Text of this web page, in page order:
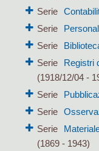
Serie
Serie
Serie
Serie
Registri
(1918/12/04 -
Serie
Serie
Serie
(1869 - 1943)